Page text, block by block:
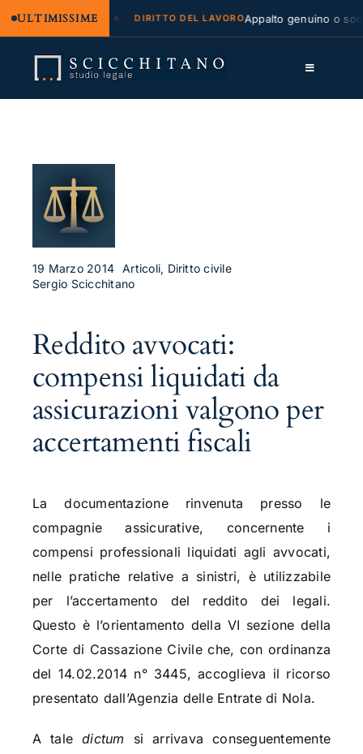
ULTIMISSIME
e regresso DIRITTO DEL LAVOROAppalto genuino o
contenuto
Toggle
Approfondimenti
Contatti
19 Marzo 2014 Articoli, Diritto civile
Sergio Scicchitano
Reddito avvocati:
compensi liquidati da
assicurazioni valgono per
accertamenti fiscali
La documentazione rinvenuta presso le
compagnie assicurative, concernente i
compensi professionali liquidati agli avvocati,
nelle pratiche relative a sinistri, è utilizzabile
per l’accertamento del reddito dei legali.
Questo è l’orientamento della VI sezione della
Corte di Cassazione Civile che, con ordinanza
del 14.02.2014 n° 3445, accoglieva il ricorso
presentato dall’Agenzia delle Entrate di Nola.
A taledictum si arrivava conseguentemente